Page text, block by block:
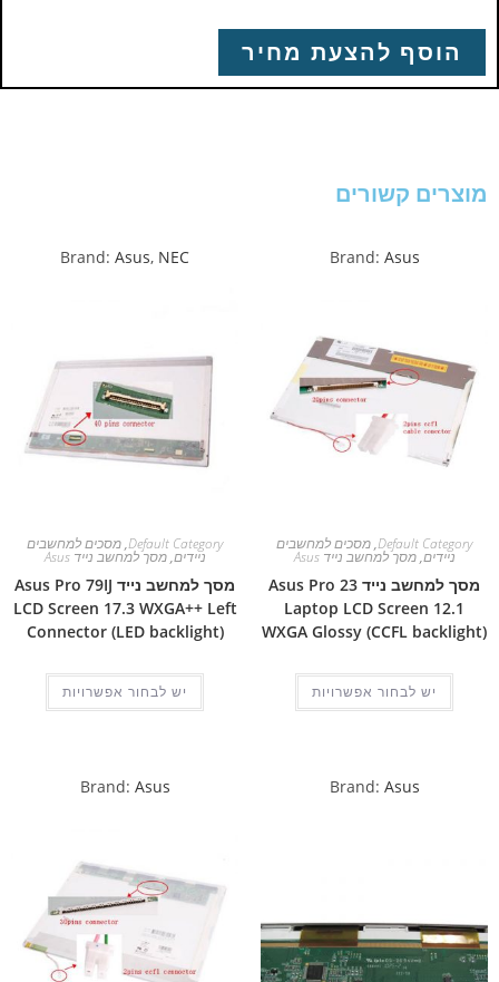
הוסף להצעת מחיר
מוצרים קשורים
Brand: Asus
Default Category
,מסכים למחשבים
ניידים,מסך למחשב נייד Asus
מסך למחשב נייד Asus Pro 23
Laptop LCD Screen 12.1
WXGA Glossy (CCFL backlight)
יש לבחור אפשרויות
Brand: Asus, NEC
Default Category
,מסכים למחשבים
ניידים,מסך למחשב נייד Asus
מסך למחשב נייד Asus Pro 79IJ
LCD Screen 17.3 WXGA++ Left
Connector (LED backlight)
יש לבחור אפשרויות
Brand: Asus
Brand: Asus